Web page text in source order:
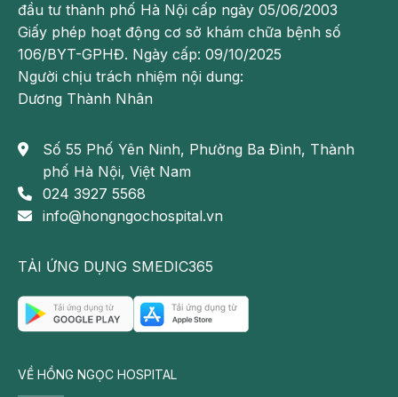
đầu tư thành phố Hà Nội cấp ngày 05/06/2003
Giấy phép hoạt động cơ sở khám chữa bệnh số
106/BYT-GPHĐ. Ngày cấp: 09/10/2025
Người chịu trách nhiệm nội dung:
Dương Thành Nhân
Số 55 Phố Yên Ninh, Phường Ba Đình, Thành
phố Hà Nội, Việt Nam
024 3927 5568
info@hongngochospital.vn
TẢI ỨNG DỤNG SMEDIC365
VỀ HỒNG NGỌC HOSPITAL